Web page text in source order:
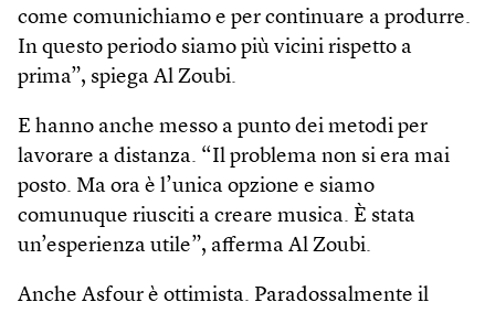
come comunichiamo e per continuare a produrre.
In questo periodo siamo più vicini rispetto a
prima”, spiega Al Zoubi.
E hanno anche messo a punto dei metodi per
lavorare a distanza. “Il problema non si era mai
posto. Ma ora è l’unica opzione e siamo
comunuque riusciti a creare musica. È stata
un’esperienza utile”, afferma Al Zoubi.
Anche Asfour è ottimista. Paradossalmente il